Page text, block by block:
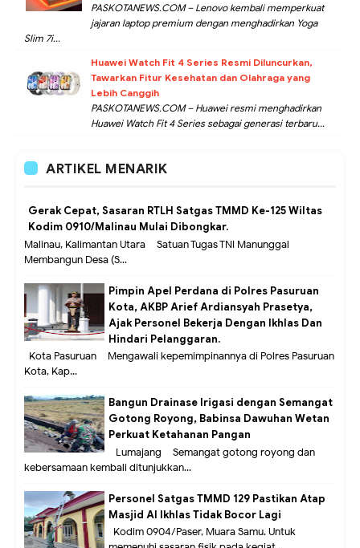
PASKOTANEWS.COM – Lenovo kembali memperkuat
jajaran laptop premium dengan menghadirkan Yoga
Slim 7i...
Huawei Watch Fit 4 Series Resmi Diluncurkan,
Tawarkan Fitur Kesehatan dan Olahraga yang
Lebih Canggih
PASKOTANEWS.COM – Huawei resmi menghadirkan
Huawei Watch Fit 4 Series sebagai generasi terbaru...
ARTIKEL MENARIK
Gerak Cepat, Sasaran RTLH Satgas TMMD Ke-125 Wiltas
Kodim 0910/Malinau Mulai Dibongkar.
Malinau, Kalimantan Utara – Satuan Tugas TNI Manunggal
Membangun Desa (S...
Pimpin Apel Perdana di Polres Pasuruan
Kota, AKBP Arief Ardiansyah Prasetya,
Ajak Personel Bekerja Dengan Ikhlas Dan
Hindari Pelanggaran.
Kota Pasuruan – Mengawali kepemimpinannya di Polres Pasuruan
Kota, Kap...
Bangun Drainase Irigasi dengan Semangat
Gotong Royong, Babinsa Dawuhan Wetan
Perkuat Ketahanan Pangan
Lumajang – Semangat gotong royong dan
kebersamaan kembali ditunjukkan...
Personel Satgas TMMD 129 Pastikan Atap
Masjid Al Ikhlas Tidak Bocor Lagi
Kodim 0904/Paser, Muara Samu. Untuk